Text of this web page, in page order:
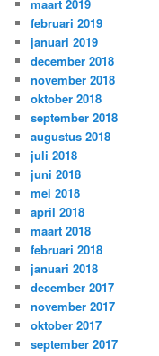
maart 2019
februari 2019
januari 2019
december 2018
november 2018
oktober 2018
september 2018
augustus 2018
juli 2018
juni 2018
mei 2018
april 2018
maart 2018
februari 2018
januari 2018
december 2017
november 2017
oktober 2017
september 2017